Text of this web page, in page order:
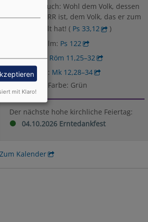
Wochenspruch: Wohl dem Volk, dessen
Gott der HERR ist, dem Volk, das er zum
Erbe erwählt hat! ( Ps 33,12
)
Wochenpsalm: Ps 122
Predigttext: Röm 11,25–32
Evangelium: Mk 12,28–34
Liturgische Farbe: Grün
Der nächste hohe kirchliche Feiertag:
04.10.2026 Erntedankfest
Zum Kalender
mit Klaro!